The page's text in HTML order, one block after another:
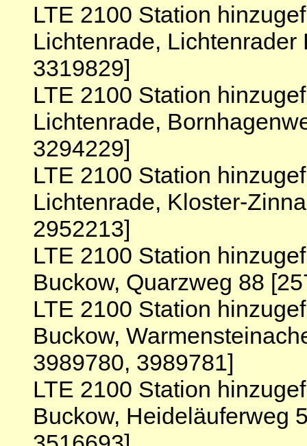
LTE 2100 Station
Lichtenrade,
3319829]
LTE 2100 Station
Lichtenrade,
3294229]
LTE 2100 Station
Lichtenrade, Kloster-
2952213]
LTE 2100 Station
Buckow, Quarzweg 88
LTE 2100 Station
Buckow,
3989780, 3989781]
LTE 2100 Station
Buckow, Heideläuferweg